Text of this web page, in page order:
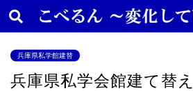
兵庫県私学館建替
兵庫県私学会館建て替